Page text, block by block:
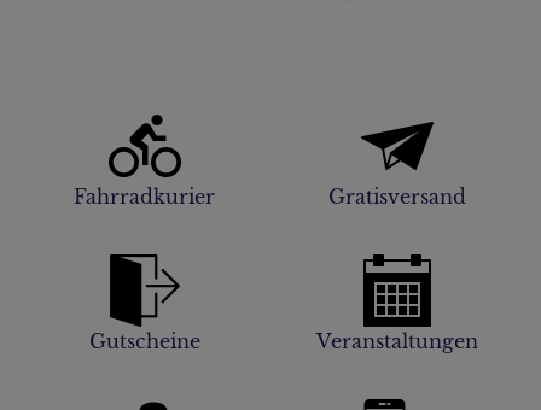
Fahrradkurier Gratisversand
Gutscheine Veranstaltungen